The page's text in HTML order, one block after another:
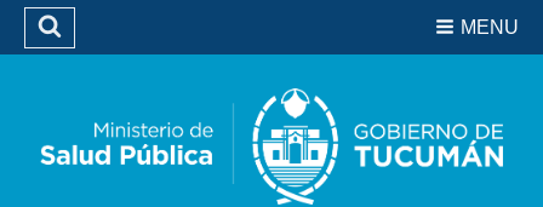
Biblioteca
MENU
Buscar